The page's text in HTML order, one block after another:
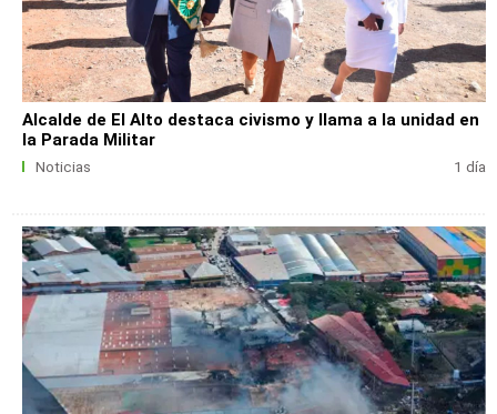
Alcalde de El Alto destaca civismo y llama a la unidad en
la Parada Militar
Noticias 1 día